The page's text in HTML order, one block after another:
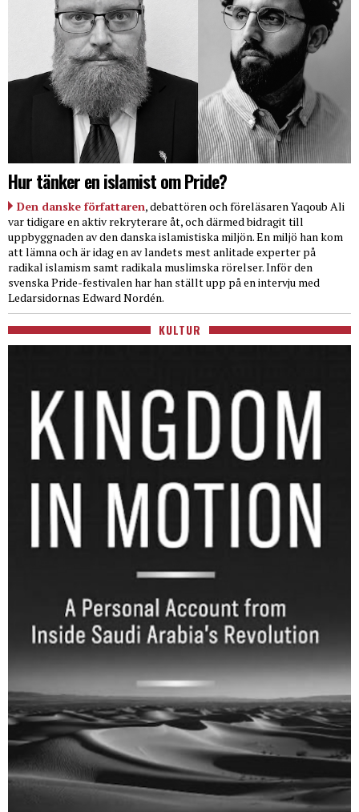
Hur tänker en islamist om Pride?
Den danske författaren, debattören och föreläsaren Yaqoub Ali
var tidigare en aktiv rekryterare åt, och därmed bidragit till
uppbyggnaden av den danska islamistiska miljön. En miljö han kom
att lämna och är idag en av landets mest anlitade experter på
radikal islamism samt radikala muslimska rörelser. Inför den
svenska Pride-festivalen har han ställt upp på en intervju med
Ledarsidornas Edward Nordén.
KULTUR